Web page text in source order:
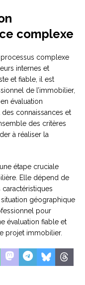
complexe
processus complexe
internes et
et fiable, il est
de l’immobilier,
évaluation
connaissances et
des critères
à réaliser la
étape cruciale
Elle dépend de
géographique
pour
évaluation fiable et
projet immobilier.